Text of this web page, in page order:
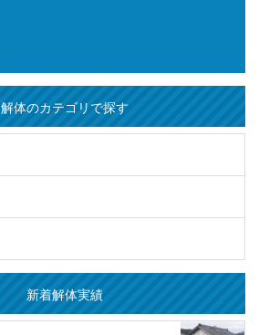
解体のカテゴリで探す
新着解体実績